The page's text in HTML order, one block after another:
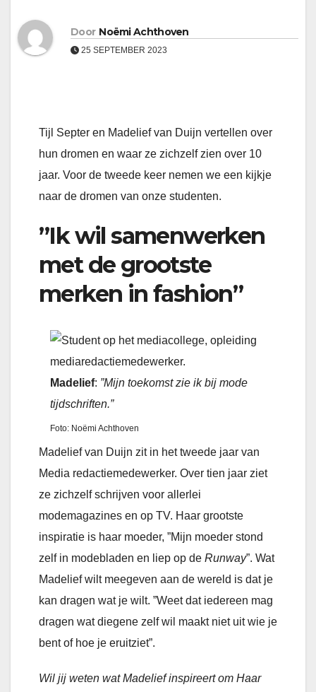
Door Noëmi Achthoven
25 SEPTEMBER 2023
Tijl Septer en Madelief van Duijn vertellen over
hun dromen en waar ze zichzelf zien over 10
jaar. Voor de tweede keer nemen we een kijkje
naar de dromen van onze studenten.
”Ik wil samenwerken
met de grootste
merken in fashion”
Madelief: ”Mijn toekomst zie ik bij mode
tijdschriften.”
Foto: Noëmi Achthoven
Madelief van Duijn zit in het tweede jaar van
Media redactiemedewerker. Over tien jaar ziet
ze zichzelf schrijven voor allerlei
modemagazines en op TV. Haar grootste
inspiratie is haar moeder, ”Mijn moeder stond
zelf in modebladen en liep op de Runway”. Wat
Madelief wilt meegeven aan de wereld is dat je
kan dragen wat je wilt. ”Weet dat iedereen mag
dragen wat diegene zelf wil maakt niet uit wie je
bent of hoe je eruitziet”.
Wil jij weten wat Madelief inspireert om Haar